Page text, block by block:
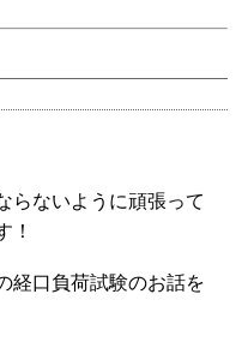
らないように頑張って
！
経口負荷試験のお話を